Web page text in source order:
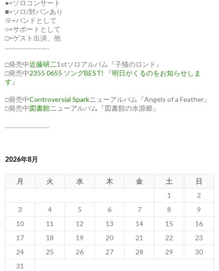
●=ソロコンサート
■=ソロ/対バンあり
※=バンドとして
○=サポートとして
□=ゲスト出演、他
………………………
□発売中近藤研二1stソロアルバム『子猫のロンド』
□発売中2355 0655 ソングBEST! 『明日がくるのをお知らせしま
す』
□発売中Controversial Sparkニューアルバム『Angels of a Feather』
□発売中図書館ニューアルバム『図書館の水源郷』
………………………
2026年8月
月 火 水 木 金 土 日
1
2
3
4 5 6 7 8
9
10
11 12 13 14 15
16
17
18 19 20 21 22
23
24
25 26 27 28 29
30
31